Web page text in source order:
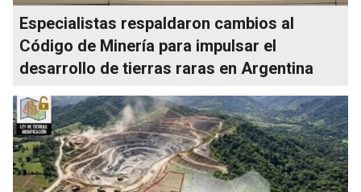
Especialistas respaldaron cambios al
Código de Minería para impulsar el
desarrollo de tierras raras en Argentina